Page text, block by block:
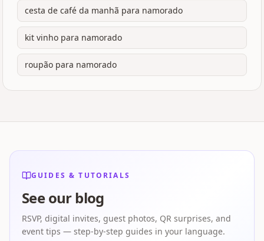
cesta de café da manhã para namorado
kit vinho para namorado
roupão para namorado
GUIDES & TUTORIALS
See our blog
RSVP, digital invites, guest photos, QR surprises, and
event tips — step-by-step guides in your language.